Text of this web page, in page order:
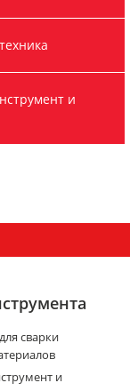
и
сварки
и